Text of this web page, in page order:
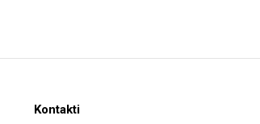
Kontakti